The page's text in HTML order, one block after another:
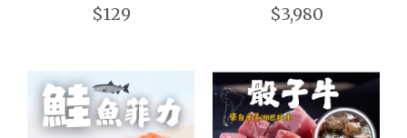
$129 $3,980